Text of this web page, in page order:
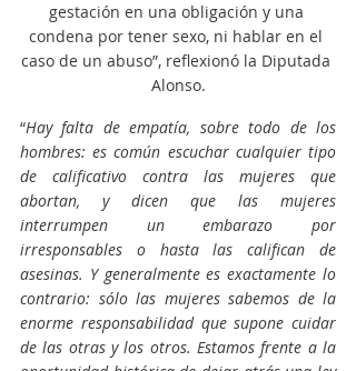
gestación en una obligación y una
condena por tener sexo, ni hablar en el
caso de un abuso”, reflexionó la Diputada
Alonso.
“Hay falta de empatía, sobre todo de los
hombres: es común escuchar cualquier tipo
de calificativo contra las mujeres que
abortan, y dicen que las mujeres
interrumpen un embarazo por
irresponsables o hasta las califican de
asesinas. Y generalmente es exactamente lo
contrario: sólo las mujeres sabemos de la
enorme responsabilidad que supone cuidar
de las otras y los otros. Estamos frente a la